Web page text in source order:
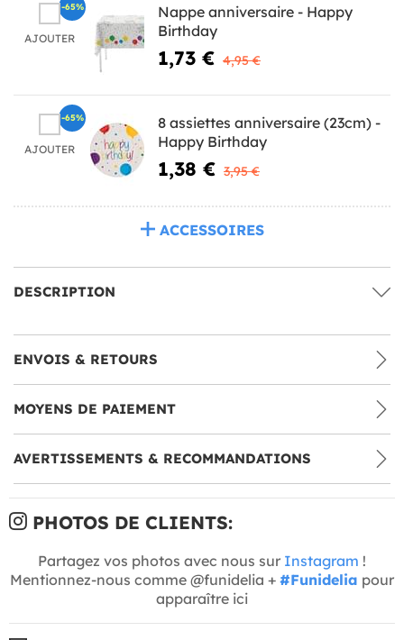
AJOUTER
Nappe anniversaire - Happy
Birthday
1,73 € 4,95 €
-65%
AJOUTER
8 assiettes anniversaire (23cm) -
Happy Birthday
1,38 € 3,95 €
-65%
ACCESSOIRES
DESCRIPTION
ENVOIS & RETOURS
MOYENS DE PAIEMENT
AVERTISSEMENTS & RECOMMANDATIONS
PHOTOS DE CLIENTS:
Partagez vos photos avec nous sur Instagram !
Mentionnez-nous comme @funidelia + #Funidelia pour
apparaître ici